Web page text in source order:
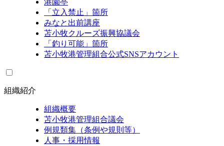
港園亭
「立入禁止」箇所
みなと出前講座
苫小牧クルーズ振興協議会
「釣り可能」箇所
苫小牧港管理組合公式SNSアカウント
組織紹介
組織概要
苫小牧港管理組合議会
例規類集（条例や規則等）
人事・採用情報